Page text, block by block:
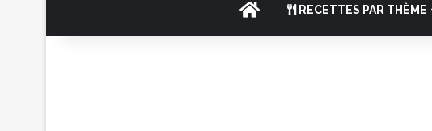
ACCUEILRECETTES PAR THÈME